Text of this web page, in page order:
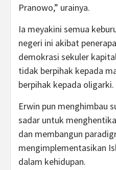
Pranowo,” urainya.
Ia meyakini semua
negeri ini akibat
demokrasi sekuler
tidak berpihak kepada
berpihak kepada oligarki.
Erwin pun menghimbau
sadar untuk
dan membangun
mengimplementasikan
dalam kehidupan.